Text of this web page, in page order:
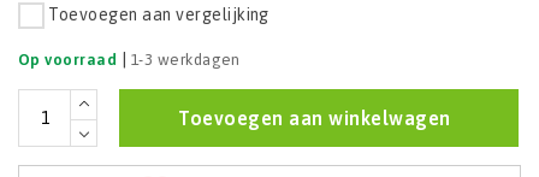
Toevoegen aan vergelijking
Op voorraad | 1-3 werkdagen
Toevoegen aan winkelwagen